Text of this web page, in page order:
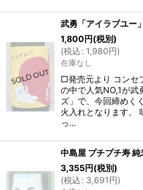
武勇「アイラブユー
1,800円(税別)
(税込: 1,980円)
在庫なし
□発売元より コンセ
の中で人気NO,1が武
ズ」で、今回締めく
火入れとなります。
っ…
中島屋 プチプチ寿
3,355円(税別)
(税込: 3,691円)